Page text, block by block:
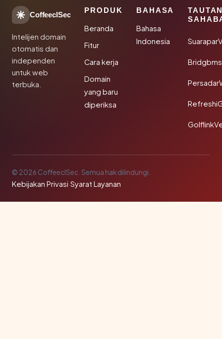
CoffeeclSec
Intelijen domain
otomatis dan
independen
untuk web
terbuka.
PRODUK
Beranda
Fitur
Cara kerja
Domain
yang baru
diperiksa
BAHASA
Bahasa
Indonesia
© 2026 CoffeeclSec. Semua hak dilindungi.
Kebijakan Privasi·Syarat Layanan